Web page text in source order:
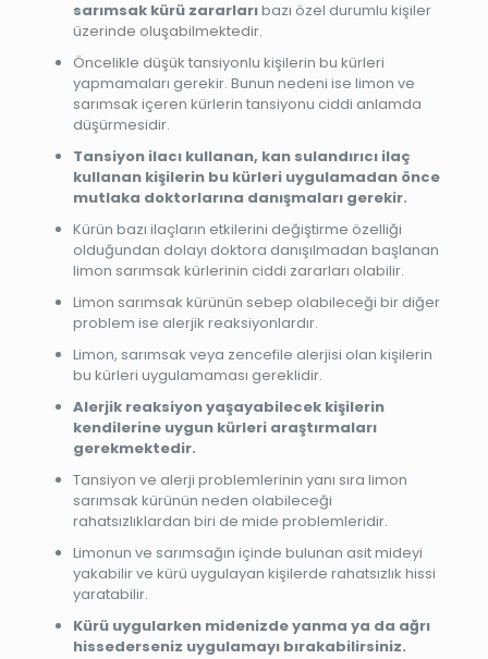
sarımsak kürü zararlarıbazı özel durumlu kişiler
üzerinde oluşabilmektedir.
Öncelikle düşük tansiyonlu kişilerin bu kürleri
yapmamaları gerekir. Bunun nedeni ise limon ve
sarımsak içeren kürlerin tansiyonu ciddi anlamda
düşürmesidir.
Tansiyon ilacı kullanan, kan sulandırıcı ilaç
kullanan kişilerin bu kürleri uygulamadan önce
mutlaka doktorlarına danışmaları gerekir.
Kürün bazı ilaçların etkilerini değiştirme özelliği
olduğundan dolayı doktora danışılmadan başlanan
limon sarımsak kürlerinin ciddi zararları olabilir.
Limon sarımsak kürünün sebep olabileceği bir diğer
problem ise alerjik reaksiyonlardır.
Limon, sarımsak veya zencefile alerjisi olan kişilerin
bu kürleri uygulamaması gereklidir.
Alerjik reaksiyon yaşayabilecek kişilerin
kendilerine uygun kürleri araştırmaları
gerekmektedir.
Tansiyon ve alerji problemlerinin yanı sıra limon
sarımsak kürünün neden olabileceği
rahatsızlıklardan biri de mide problemleridir.
Limonun ve sarımsağın içinde bulunan asit mideyi
yakabilir ve kürü uygulayan kişilerde rahatsızlık hissi
yaratabilir.
Kürü uygularken midenizde yanma ya da ağrı
hissederseniz uygulamayı bırakabilirsiniz.